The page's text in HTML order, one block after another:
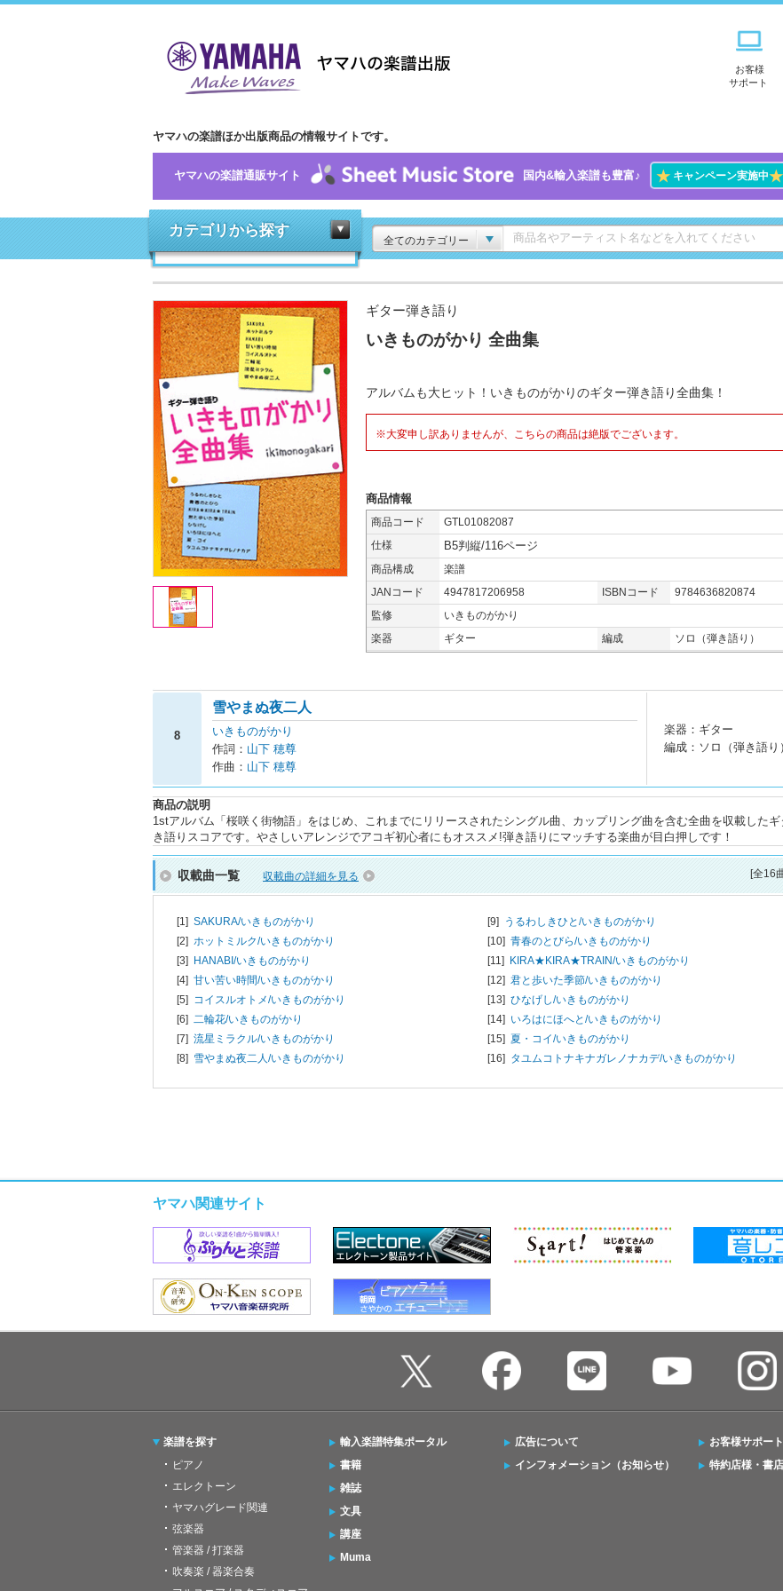
お客様
サポート
ヤマハの楽譜ほか出版商品の情報サイトです。
ヤマハの楽譜通販サイト 国内&輸入楽譜も豊富♪ ★キャンペーン実施中★
カテゴリから探す
全てのカテゴリー
ギター弾き語り
いきものがかり 全曲集
アルバムも大ヒット！いきものがかりのギター弾き語り全曲集！
※大変申し訳ありませんが、こちらの商品は絶版でございます。
商品情報
商品コード
GTL01082087
仕様
B5判縦/116ページ
商品構成
楽譜
JANコード
4947817206958 ISBNコード
9784636820874
監修
いきものがかり
楽器
ギター 編成 ソロ（弾き語り）
8
雪やまぬ夜二人
いきものがかり
作詞： 山下 穂尊
作曲： 山下 穂尊
楽器：ギター
編成：ソロ（弾き語り
商品の説明
1stアルバム「桜咲く街物語」をはじめ、これまでにリリースされたシングル曲、カップリング曲を含む全曲を収載したギ
き語りスコアです。やさしいアレンジでアコギ初心者にもオススメ!弾き語りにマッチする楽曲が目白押しです！
収載曲一覧 収載曲の詳細を見る [全16
[1] SAKURA/いきものがかり
[2] ホットミルク/いきものがかり
[3] HANABI/いきものがかり
[4] 甘い苦い時間/いきものがかり
[5] コイスルオトメ/いきものがかり
[6] 二輪花/いきものがかり
[7] 流星ミラクル/いきものがかり
[8] 雪やまぬ夜二人/いきものがかり
[9] うるわしきひと/いきものがかり
[10] 青春のとびら/いきものがかり
[11] KIRA★KIRA★TRAIN/いきものがかり
[12] 君と歩いた季節/いきものがかり
[13] ひなげし/いきものがかり
[14] いろはにほへと/いきものがかり
[15] 夏・コイ/いきものがかり
[16] タユムコトナキナガレノナカデ/いきものがかり
ヤマハ関連サイト
楽譜を探す
ピアノ
エレクトーン
ヤマハグレード関連
弦楽器
管楽器 / 打楽器
吹奏楽 / 器楽合奏
輸入楽譜特集ポータル
書籍
雑誌
文具
講座
Muma
広告について
インフォメーション（お知らせ）
お客様サポート
特約店様・書